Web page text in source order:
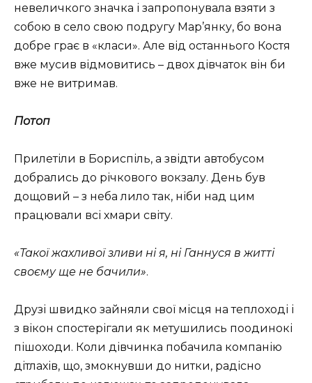
невеличкого значка і запропонувала взяти з
собою в село свою подругу Мар’янку, бо вона
добре грає в «класи». Але від останнього Костя
вже мусив відмовитись – двох дівчаток він би
вже не витримав.
Потоп
Прилетіли в Бориспіль, а звідти автобусом
добрались до річкового вокзалу. День був
дощовий – з неба лило так, ніби над цим
працювали всі хмари світу.
«Такої жахливої зливи ні я, ні Ганнуся в житті
своєму ще не бачили».
Друзі швидко зайняли свої місця на теплоході і
з вікон спостерігали як метушились поодинокі
пішоходи. Коли дівчинка побачила компанію
дітлахів, що, змокнувши до нитки, радісно